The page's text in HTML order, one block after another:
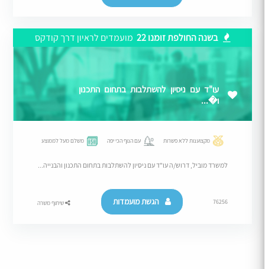
בשנה החולפת זומנו 22 מועמדים לראיון דרך קודקס
עו"ד עם ניסיון להשתלבות בתחום התכנון
ו�...
מקצוענות ללא פשרות עם הנוף הכי יפה משלם מעל לממוצע
למשרד מוביל, דרוש/ה עו"ד עם ניסיון להשתלבות בתחום התכנון והבנייה...
76256 הגשת מועמדות שיתוף משרה